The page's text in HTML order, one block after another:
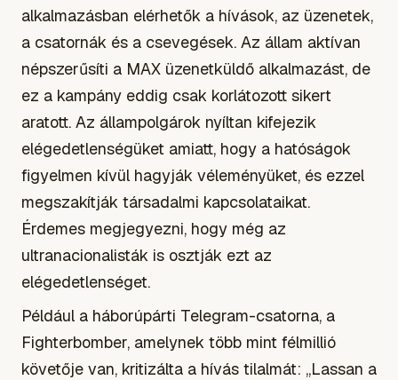
alkalmazásban elérhetők a hívások, az üzenetek,
a csatornák és a csevegések. Az állam aktívan
népszerűsíti a MAX üzenetküldő alkalmazást, de
ez a kampány eddig csak korlátozott sikert
aratott. Az állampolgárok nyíltan kifejezik
elégedetlenségüket amiatt, hogy a hatóságok
figyelmen kívül hagyják véleményüket, és ezzel
megszakítják társadalmi kapcsolataikat.
Érdemes megjegyezni, hogy még az
ultranacionalisták is osztják ezt az
elégedetlenséget.
Például a háborúpárti Telegram-csatorna, a
Fighterbomber, amelynek több mint félmillió
követője van, kritizálta a hívás tilalmát: „Lassan a